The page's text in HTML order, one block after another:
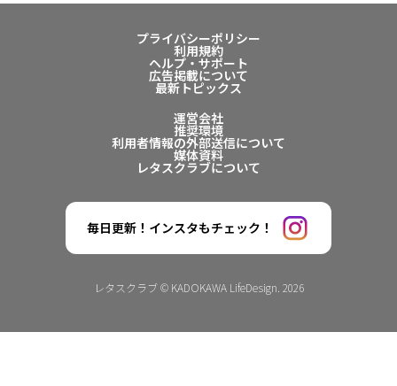
プライバシーポリシー
利用規約
ヘルプ・サポート
広告掲載について
最新トピックス
運営会社
推奨環境
利用者情報の外部送信について
媒体資料
レタスクラブについて
毎日更新！インスタもチェック！
レタスクラブ © KADOKAWA LifeDesign. 2026